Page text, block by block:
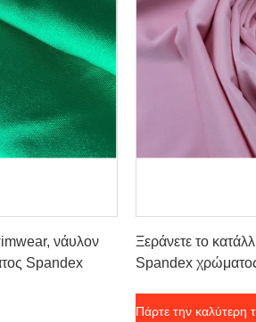
νάυλον
Spandex
Ξεράνετε το
Spandex
Πάρτε την καλύτερη